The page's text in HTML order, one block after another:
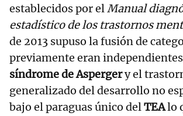
establecidos por elManual
estadístico de los trastornos
de 2013 supuso la fusión de
previamente eran
síndrome de Aspergery el
generalizado del desarrollo no
bajo el paraguas único delTEAlo